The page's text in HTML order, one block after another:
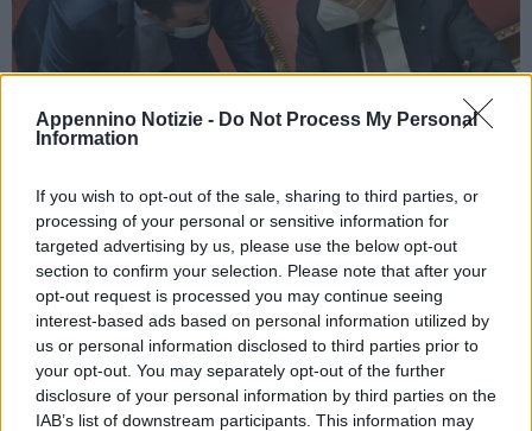
Appennino Notizie - Do Not Process My Personal
Information
If you wish to opt-out of the sale, sharing to third parties, or
processing of your personal or sensitive information for
targeted advertising by us, please use the below opt-out
section to confirm your selection. Please note that after your
opt-out request is processed you may continue seeing
interest-based ads based on personal information utilized by
us or personal information disclosed to third parties prior to
your opt-out. You may separately opt-out of the further
disclosure of your personal information by third parties on the
IAB’s list of downstream participants. This information may
ROMA (ITALPRESS) – Il presidente del Consiglio, Mario Draghi,
ha avuto un incontro a Palazzo Chigi con il segretario della Lega,
Matteo Salvini. “Nel corso del colloquio sono stati affrontati i
temi legati alla ripresa dell’attività di governo”, rende noto
Palazzo Chigi.
Durante l’incontro con il presidente del Consiglio, il leader della
Lega ha espresso “grande preoccupazione per la crisi in